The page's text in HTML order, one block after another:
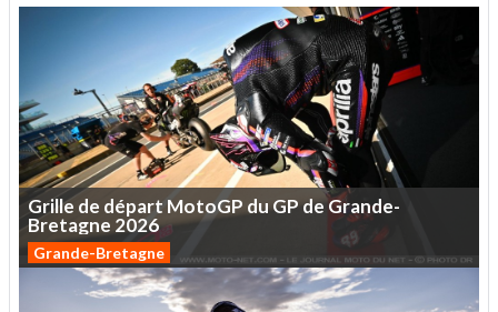
Grille de départ MotoGP duGPdeGrande-
Bretagne 2026
Grande-Bretagne